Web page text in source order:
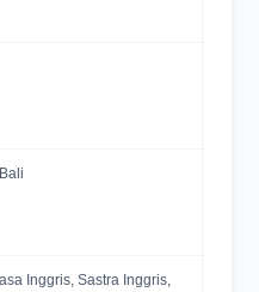
Inggris, Sastra Inggris,